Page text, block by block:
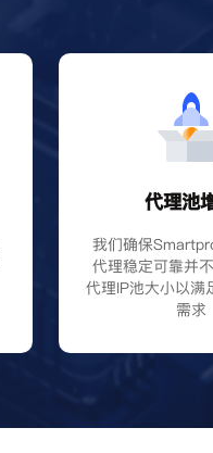
代理池
我们确保
代理稳定可靠并
代理IP池大小以满
需求